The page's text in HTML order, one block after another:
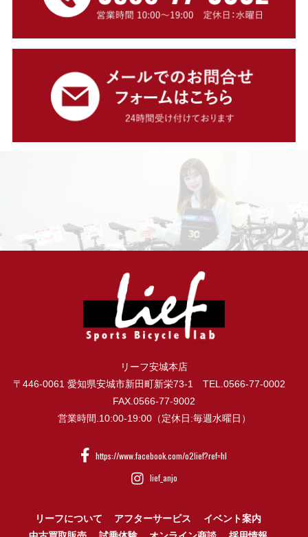
リーフ安城本店
〒446-0061 愛知県安城市新田町新栄73-1 TEL.0566-77-0002
FAX.0566-77-9002
営業時間.10:00-19:00（定休日:毎週水曜日）
https://www.facebook.com/o2lief?ref=hl
lief_anjo
リーフについて アフターサービス
イベント案内